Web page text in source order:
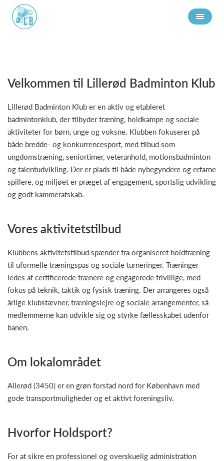
Velkommen til Lillerød Badminton Klub
Lillerød Badminton Klub er en aktiv og etableret
badmintonklub, der tilbyder træning, holdkampe og sociale
aktiviteter for børn, unge og voksne. Klubben fokuserer på
både bredde- og konkurrencesport, med tilbud som
ungdomstræning, seniortimer, veteranhold, motionsbadminton
og talentudvikling. Der er plads til både nybegyndere og erfarne
spillere, og miljøet er præget af engagement, sportslig udvikling
og godt kammeratskab.
Vores aktivitetstilbud
Klubbens aktivitetstilbud spænder fra organiseret holdtræning
til uformelle træningspas og sociale turneringer. Træninger
ledes af certificerede trænere og engagerede frivillige, med
fokus på teknik, taktik og fysisk træning. Der arrangeres også
årlige klubstævner, træningslejre og sociale arrangementer, så
medlemmerne kan udvikle sig og styrke fællesskabet udenfor
banen.
Om lokalområdet
Allerød (3450) er en grøn forstad nord for København med
gode transportmuligheder og et aktivt foreningsliv.
Hvorfor Holdsport?
For at sikre en professionel og overskuelig administration